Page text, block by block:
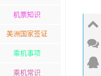
机票知识
美洲国家签证
乘机事项
乘机常识